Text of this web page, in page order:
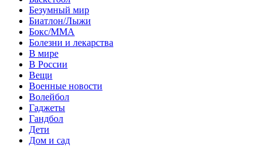
Безумный мир
Биатлон/Лыжи
Бокс/MMA
Болезни и лекарства
В мире
В России
Вещи
Военные новости
Волейбол
Гаджеты
Гандбол
Дети
Дом и сад